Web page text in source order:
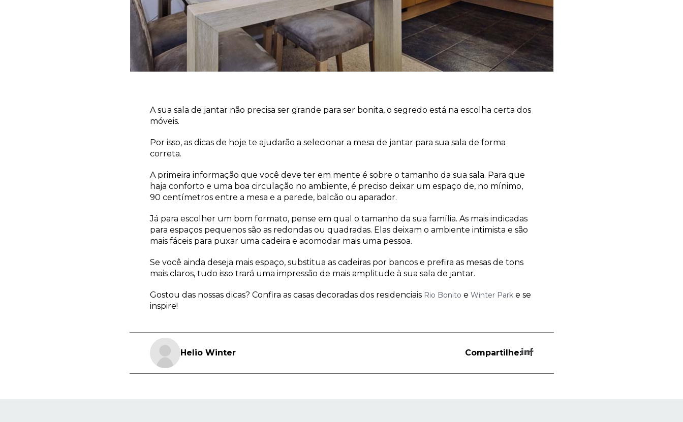
A sua sala de jantar não precisa ser grande para ser bonita, o segredo está na escolha certa dos
móveis.
Por isso, as dicas de hoje te ajudarão a selecionar a mesa de jantar para sua sala de forma
correta.
A primeira informação que você deve ter em mente é sobre o tamanho da sua sala. Para que
haja conforto e uma boa circulação no ambiente, é preciso deixar um espaço de, no mínimo,
90 centímetros entre a mesa e a parede, balcão ou aparador.
Já para escolher um bom formato, pense em qual o tamanho da sua família. As mais indicadas
para espaços pequenos são as redondas ou quadradas. Elas deixam o ambiente intimista e são
mais fáceis para puxar uma cadeira e acomodar mais uma pessoa.
Se você ainda deseja mais espaço, substitua as cadeiras por bancos e prefira as mesas de tons
mais claros, tudo isso trará uma impressão de mais amplitude à sua sala de jantar.
Gostou das nossas dicas? Confira as casas decoradas dos residenciais Rio Bonito e Winter Parke se
inspire!
Helio Winter Compartilhe: